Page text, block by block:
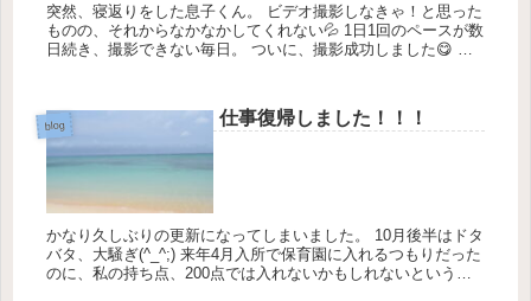
突然、寝返りをした息子くん。 ビデオ撮影しなきゃ！と思った
ものの、それからなかなかしてくれない💦 1日1回のペースが数
日続き、撮影できない毎日。 ついに、撮影成功しました😋 ミ
blog 仕事復帰しました！！！
かなり久しぶりの更新になってしまいました。 10月後半はドタ
バタ、大騒ぎ(^_^;) 来年4月入所で保育園に入れるつもりだった
のに、私の持ち点、200点では入れないかもしれないというこ